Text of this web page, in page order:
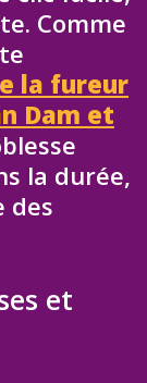
Comme
la fureur
Dam et
la durée,
des
et